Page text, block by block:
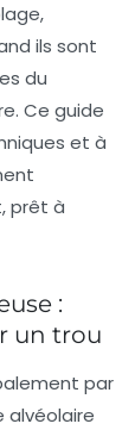
ils sont
du
Ce guide
et à
prêt à
:
un trou
par
alvéolaire